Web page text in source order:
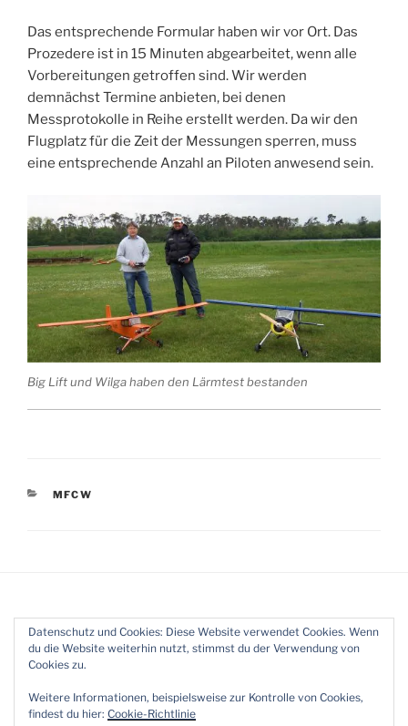
Das entsprechende Formular haben wir vor Ort. Das
Prozedere ist in 15 Minuten abgearbeitet, wenn alle
Vorbereitungen getroffen sind. Wir werden
demnächst Termine anbieten, bei denen
Messprotokolle in Reihe erstellt werden. Da wir den
Flugplatz für die Zeit der Messungen sperren, muss
eine entsprechende Anzahl an Piloten anwesend sein.
Big Lift und Wilga haben den Lärmtest bestanden
KATEGORIEN
MFCW
Impressum & Datenschutz
Datenschutz und Cookies: Diese Website verwendet Cookies. Wenn
du die Website weiterhin nutzt, stimmst du der Verwendung von
Cookies zu.
Weitere Informationen, beispielsweise zur Kontrolle von Cookies,
findest du hier: Cookie-Richtlinie